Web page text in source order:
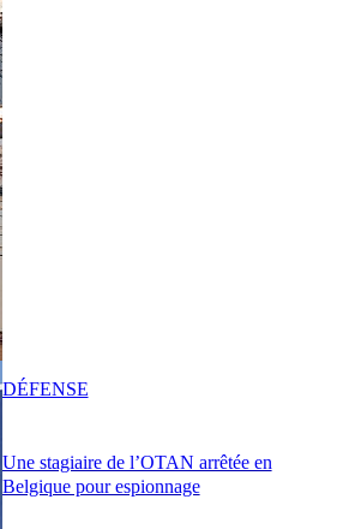
Une stagiaire de l’OTAN arrêtée en
Belgique pour espionnage
DÉFENSE